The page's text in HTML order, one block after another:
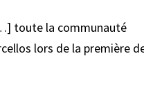
toute la communauté
lors de la première